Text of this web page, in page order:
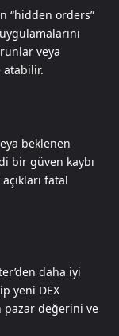
“hidden orders”
veya
atabilir.
beklenen
bir güven kaybı
fatal
daha iyi
yeni DEX
pazar değerini ve